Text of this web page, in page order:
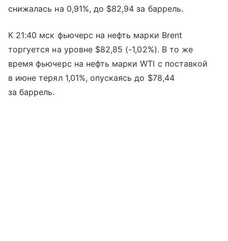
снижалась на 0,91%, до $82,94 за баррель.
К 21:40 мск фьючерс на нефть марки Brent
торгуется на уровне $82,85 (-1,02%). В то же
время фьючерс на нефть марки WTI с поставкой
в июне терял 1,01%, опускаясь до $78,44
за баррель.